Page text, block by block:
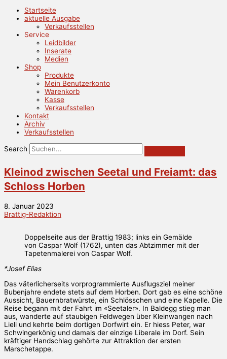
Startseite
aktuelle Ausgabe
Verkaufsstellen
Service
Leidbilder
Inserate
Medien
Shop
Produkte
Mein Benutzerkonto
Warenkorb
Kasse
Verkaufsstellen
Kontakt
Archiv
Verkaufsstellen
Search
Kleinod zwischen Seetal und Freiamt: das
Schloss Horben
8. Januar 2023
Brattig-Redaktion
Doppelseite aus der Brattig 1983; links ein Gemälde
von Caspar Wolf (1762), unten das Abtzimmer mit der
Tapetenmalerei von Caspar Wolf.
*Josef Elias
Das väterlicherseits vorprogrammierte Ausflugsziel meiner
Bubenjahre endete stets auf dem Horben. Dort gab es eine schöne
Aussicht, Bauernbratwürste, ein Schlösschen und eine Kapelle. Die
Reise begann mit der Fahrt im «Seetaler». In Baldegg stieg man
aus, wanderte auf staubigen Feldwegen über Kleinwangen nach
Lieli und kehrte beim dortigen Dorfwirt ein. Er hiess Peter, war
Schwingerkönig und damals der einzige Liberale im Dorf. Sein
kräftiger Handschlag gehörte zur Attraktion der ersten
Marschetappe.